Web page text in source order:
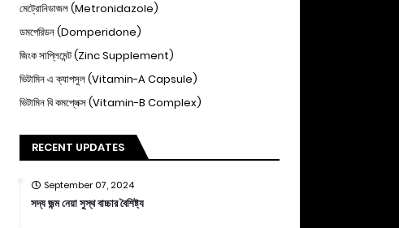
মেট্রোনিডাজল (Metronidazole)
ডমপেরিডন (Domperidone)
জিংক সাপ্লিমেন্ট (Zinc Supplement)
ভিটামিন এ ক্যাপসুল (Vitamin-A Capsule)
ভিটামিন বি কমপ্লেক্স (Vitamin-B Complex)
RECENT UPDATES
September 07, 2024
সদ্য জন্ম নেয়া সুস্থ বাচ্চার বৈশিষ্ট্য